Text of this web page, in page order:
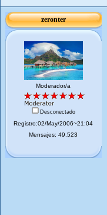
zeronter
Moderador/a
Desconectado
Registro:02/May/2006~21:04
Mensajes: 49.523